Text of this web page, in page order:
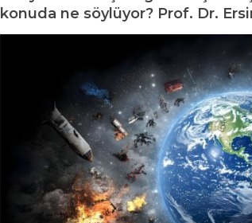
konuda ne söylüyor? Prof. Dr.